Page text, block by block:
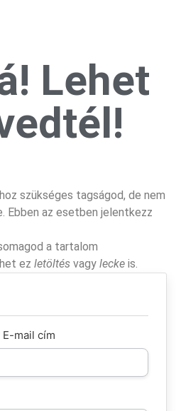
Lehet
szükséges tagságod, de nem
Ebben az esetben jelentkezz
a tartalom
ez letöltés vagy lecke is.
mail cím